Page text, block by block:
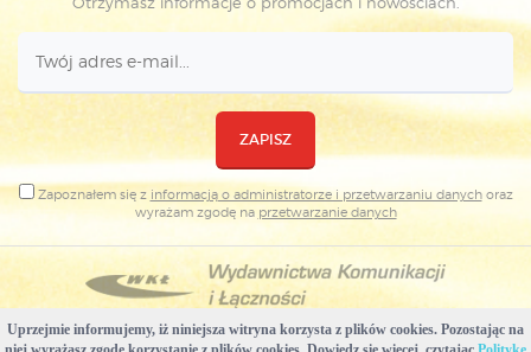
ZAPISZ
Zapoznałem się z informacją o administratorze i przetwarzaniu danychoraz
wyrażam zgodę na przetwarzanie danych
Copyright © Wydawnictwa Komunikacji i Łączności
Uprzejmie informujemy, iż niniejsza witryna korzysta z plików cookies. Pozostając na